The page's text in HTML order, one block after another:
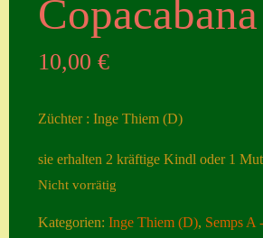
Copacabana
10,00€
Züchter : Inge Thiem (D)
sie erhalten 2 kräftige Kindl oder 1
Nicht vorrätig
Kategorien:Inge Thiem (D), Semps A